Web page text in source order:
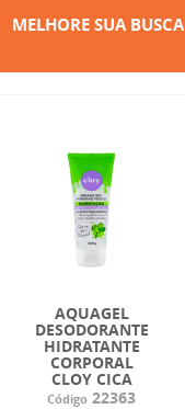
MELHORE SUA BUSCA
AQUAGEL
DESODORANTE
HIDRATANTE
CORPORAL
CLOY CICA
Código 22363